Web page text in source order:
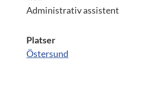
Administrativ assistent
Platser
Östersund